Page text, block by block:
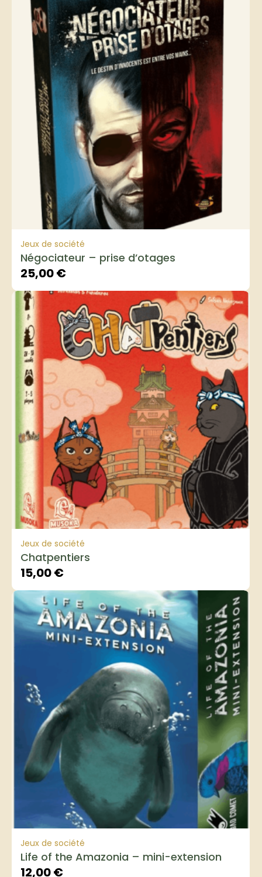
Jeux de société
Négociateur – prise d’otages
25,00€
Jeux de société
Chatpentiers
15,00€
Jeux de société
Life of the Amazonia – mini-extension
12,00€